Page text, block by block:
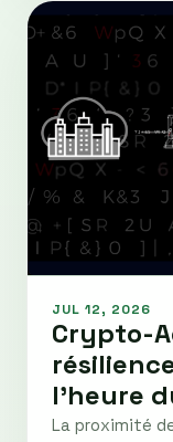
JUL 12, 2026
Crypto-
l’heure
La proximité